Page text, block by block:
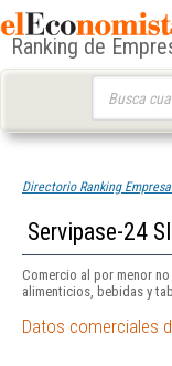
Ranking de
Directorio Ranking
Servipase-24 Sl
Comercio al por menor
alimenticios, bebidas y
Datos comerciales